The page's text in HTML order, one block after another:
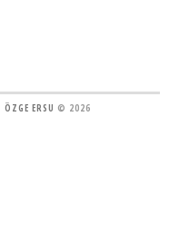
ÖZGE ERSU © 2026